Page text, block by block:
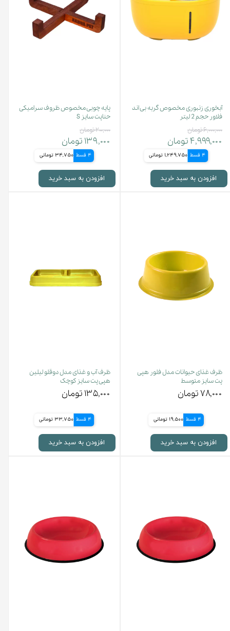
آبخوری زنبوری مخصوص گربه بی اند
فلاور حجم 2 لیتر
۶,۰۰۰,۰۰۰ تومان
۴,۹۹۹,۰۰۰ تومان
4 قسط 1,249,750 تومانی
افزودن به سبد خرید
پایه چوبی مخصوص ظروف سرامیکی
حناپت سایز S
۲۰۰,۰۰۰ تومان
۱۳۹,۰۰۰ تومان
4 قسط 34,750 تومانی
افزودن به سبد خرید
ظرف غذای حیوانات مدل فلور هپی
پت سایز متوسط
۷۸,۰۰۰ تومان
4 قسط 19,500 تومانی
افزودن به سبد خرید
ظرف آب و غذای مدل دوقلو لیلین
هپی پت سایز کوچک
۱۳۵,۰۰۰ تومان
4 قسط 33,750 تومانی
افزودن به سبد خرید